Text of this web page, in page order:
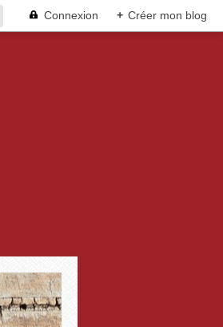
Connexion + Créer mon blog